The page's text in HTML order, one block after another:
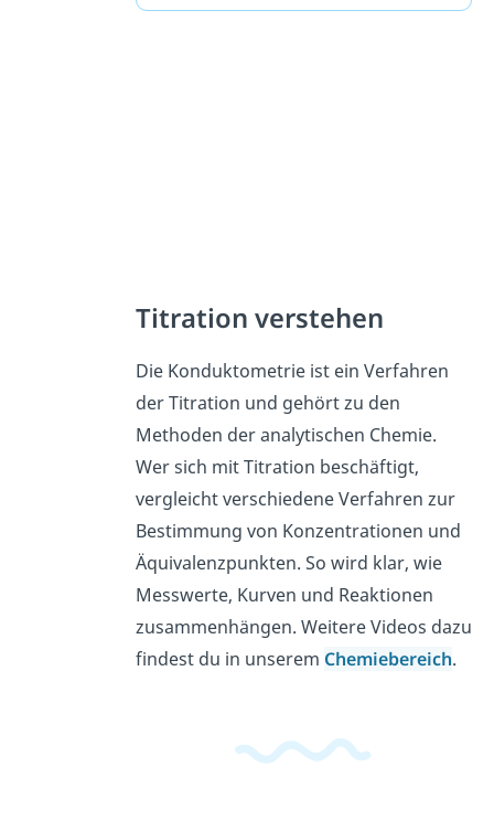
Titration verstehen
Die Konduktometrie ist ein Verfahren
der Titration und gehört zu den
Methoden der analytischen Chemie.
Wer sich mit Titration beschäftigt,
vergleicht verschiedene Verfahren zur
Bestimmung von Konzentrationen und
Äquivalenzpunkten. So wird klar, wie
Messwerte, Kurven und Reaktionen
zusammenhängen. Weitere Videos dazu
findest du in unserem Chemiebereich.